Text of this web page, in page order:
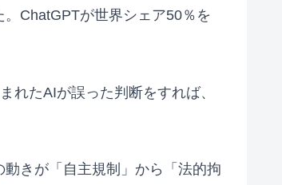
ChatGPTが世界シェア50％を
れたAIが誤った判断をすれば、
きが「自主規制」から「法的拘